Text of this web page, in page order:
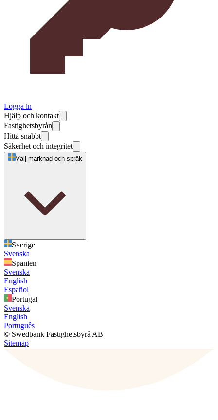
Logga in
Hjälp och kontakt
Fastighetsbyrån
Hitta snabbt
Säkerhet och integritet
Välj marknad och språk
Sverige
Svenska
Spanien
Svenska
English
Español
Portugal
Svenska
English
Português
© Swedbank Fastighetsbyrå AB
Sitemap